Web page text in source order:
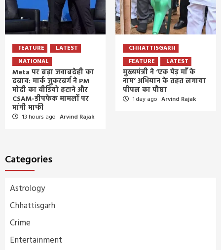
FEATURE
LATEST
NATIONAL
Meta पर बढ़ा जवाबदेही का
दबाव: मार्क जुकरबर्ग ने PM
मोदी का वीडियो हटाने और
CSAM-डीपफेक मामलों पर
मांगी माफी
13 hours ago Arvind Rajak
CHHATTISGARH
FEATURE
LATEST
मुख्यमंत्री ने ‘एक पेड़ माँ के
नाम’ अभियान के तहत लगाया
पीपल का पौधा
1 day ago Arvind Rajak
Categories
Astrology
Chhattisgarh
Crime
Entertainment